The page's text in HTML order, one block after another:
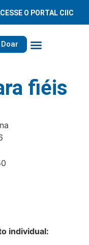
O PORTAL CIIC
Doar
fiéis
individual: